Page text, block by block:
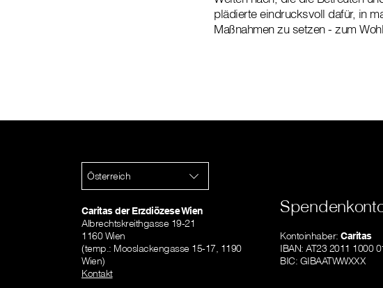
plädierte eindrucksvoll dafür, in
Maßnahmen zu setzen - zum
Österreich
Caritas der Erzdiözese Wien
Albrechtskreithgasse 19-21
1160 Wien
(temp.: Mooslackengasse 15-17, 1190
Wien)
Kontakt
Kontoinhaber: Caritas
IBAN: AT23 2011 1000
BIC: GIBAATWWXXX